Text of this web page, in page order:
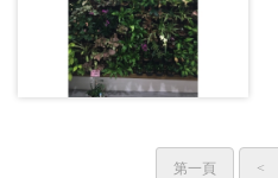
第一頁 <